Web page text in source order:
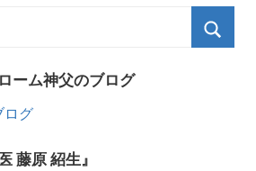
ーム神父のブログ
ログ
藤原 紹生』